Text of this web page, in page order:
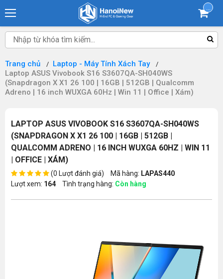
Trang chủ
Laptop - Máy Tính Xách Tay
Laptop ASUS Vivobook S16 S3607QA-SH040WS
(Snapdragon X X1 26 100 | 16GB | 512GB | Qualcomm
Adreno | 16 inch WUXGA 60Hz | Win 11 | Office | Xám)
LAPTOP ASUS VIVOBOOK S16 S3607QA-SH040WS
(SNAPDRAGON X X1 26 100 | 16GB | 512GB |
QUALCOMM ADRENO | 16 INCH WUXGA 60HZ | WIN 11
| OFFICE | XÁM)
(0 Lượt đánh giá) Mã hàng: LAPAS440
Lượt xem: 164 Tình trạng hàng: Còn hàng